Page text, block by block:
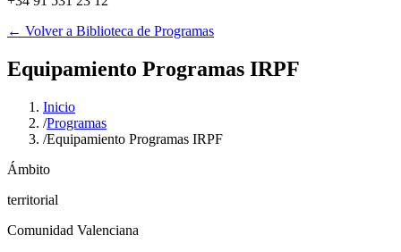
← Volver a Biblioteca de Programas
Equipamiento Programas IRPF
Inicio
/Programas
/Equipamiento Programas IRPF
Ámbito
territorial
Comunidad Valenciana